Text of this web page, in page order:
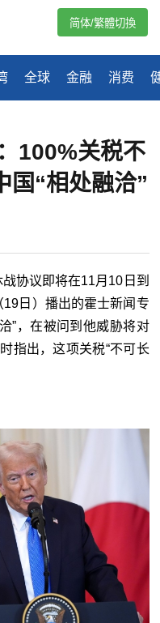
全球 金融 消费
简体/繁體切換
100%关税不
国“相处融洽”
协议即将在11月 10 日到
19 日）播出的霍士新闻专
”，在被问到他威胁将对
指出，这项关税“不可长